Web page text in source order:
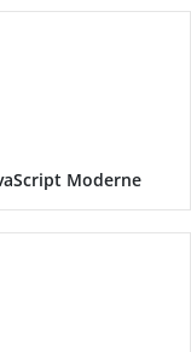
Moderne